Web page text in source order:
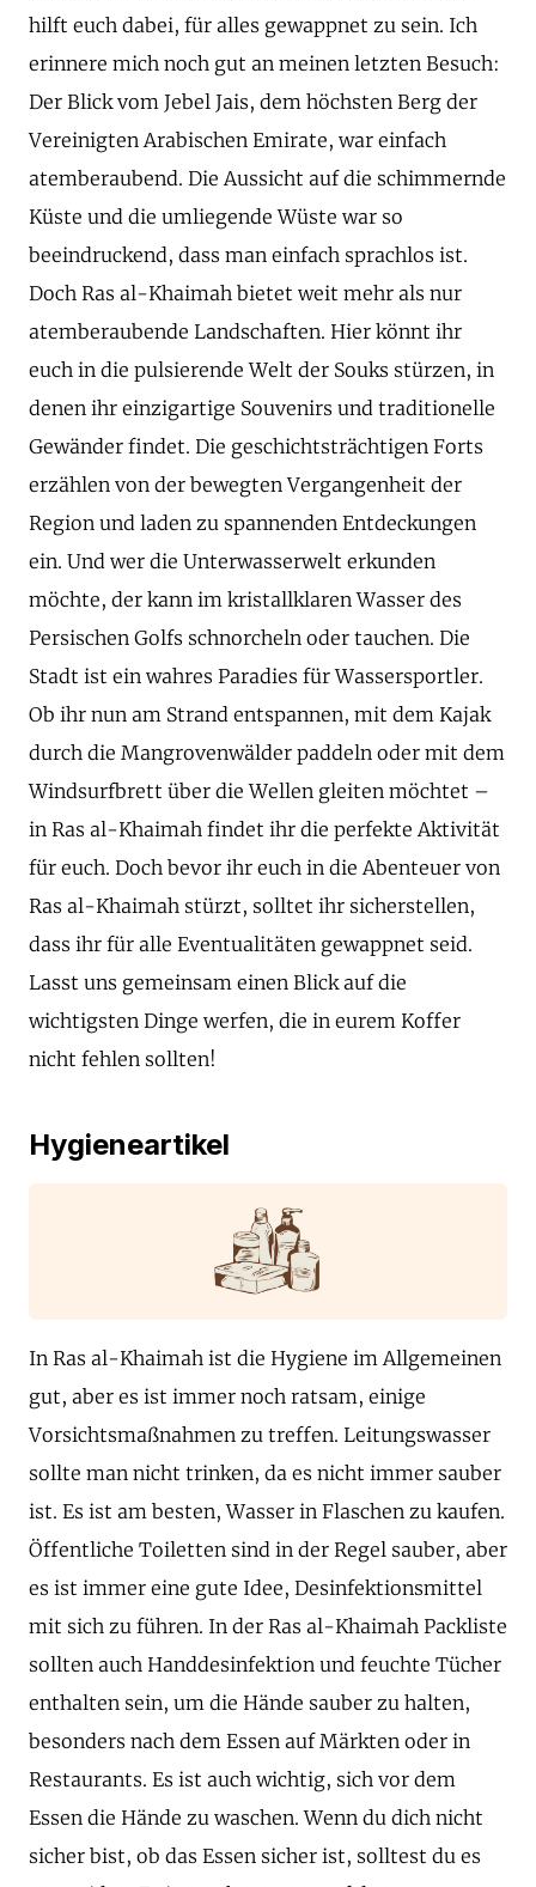
hilft euch dabei, für alles gewappnet zu sein. Ich
erinnere mich noch gut an meinen letzten Besuch:
Der Blick vom Jebel Jais, dem höchsten Berg der
Vereinigten Arabischen Emirate, war einfach
atemberaubend. Die Aussicht auf die schimmernde
Küste und die umliegende Wüste war so
beeindruckend, dass man einfach sprachlos ist.
Doch Ras al-Khaimah bietet weit mehr als nur
atemberaubende Landschaften. Hier könnt ihr
euch in die pulsierende Welt der Souks stürzen, in
denen ihr einzigartige Souvenirs und traditionelle
Gewänder findet. Die geschichtsträchtigen Forts
erzählen von der bewegten Vergangenheit der
Region und laden zu spannenden Entdeckungen
ein. Und wer die Unterwasserwelt erkunden
möchte, der kann im kristallklaren Wasser des
Persischen Golfs schnorcheln oder tauchen. Die
Stadt ist ein wahres Paradies für Wassersportler.
Ob ihr nun am Strand entspannen, mit dem Kajak
durch die Mangrovenwälder paddeln oder mit dem
Windsurfbrett über die Wellen gleiten möchtet –
in Ras al-Khaimah findet ihr die perfekte Aktivität
für euch. Doch bevor ihr euch in die Abenteuer von
Ras al-Khaimah stürzt, solltet ihr sicherstellen,
dass ihr für alle Eventualitäten gewappnet seid.
Lasst uns gemeinsam einen Blick auf die
wichtigsten Dinge werfen, die in eurem Koffer
nicht fehlen sollten!
Hygieneartikel
In Ras al-Khaimah ist die Hygiene im Allgemeinen
gut, aber es ist immer noch ratsam, einige
Vorsichtsmaßnahmen zu treffen. Leitungswasser
sollte man nicht trinken, da es nicht immer sauber
ist. Es ist am besten, Wasser in Flaschen zu kaufen.
Öffentliche Toiletten sind in der Regel sauber, aber
es ist immer eine gute Idee, Desinfektionsmittel
mit sich zu führen. In der Ras al-Khaimah Packliste
sollten auch Handdesinfektion und feuchte Tücher
enthalten sein, um die Hände sauber zu halten,
besonders nach dem Essen auf Märkten oder in
Restaurants. Es ist auch wichtig, sich vor dem
Essen die Hände zu waschen. Wenn du dich nicht
sicher bist, ob das Essen sicher ist, solltest du es